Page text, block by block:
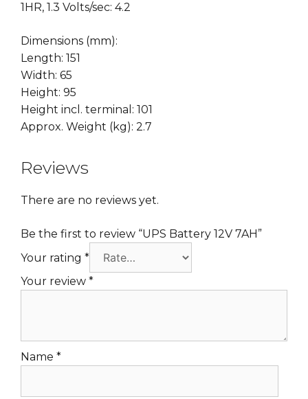
1HR, 1.3 Volts/sec: 4.2
Dimensions (mm):
Length: 151
Width: 65
Height: 95
Height incl. terminal: 101
Approx. Weight (kg): 2.7
Reviews
There are no reviews yet.
Be the first to review “UPS Battery 12V 7AH”
Your rating *
Your review *
Name *